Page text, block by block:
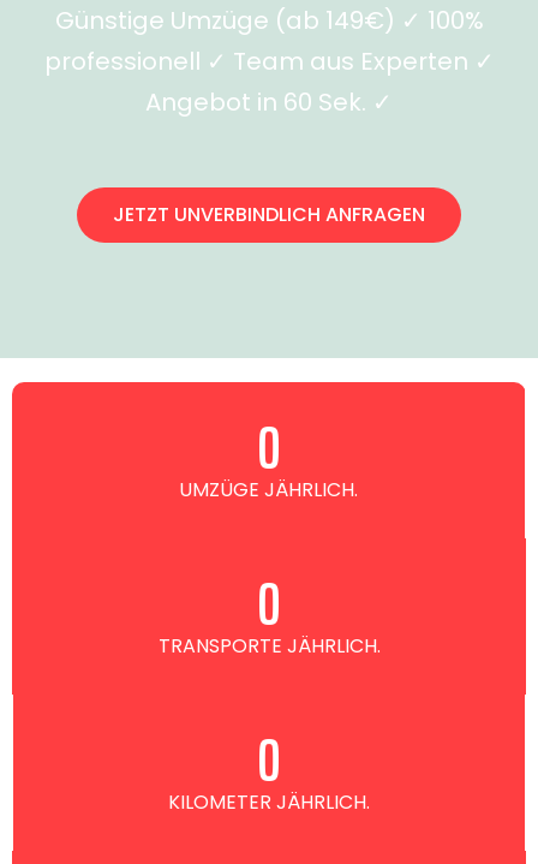
Günstige Umzüge (ab 149€) ✓ 100%
professionell ✓ Team aus Experten ✓
Angebot in 60 Sek. ✓
JETZT UNVERBINDLICH ANFRAGEN
UMZÜGE JÄHRLICH.
0
TRANSPORTE JÄHRLICH.
0
KILOMETER JÄHRLICH.
0